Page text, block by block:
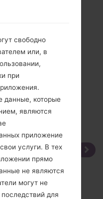
свободно
или, в
при
данные, которые
являются
приложение
услуги. В тех
прямо
не являются
могут не
для